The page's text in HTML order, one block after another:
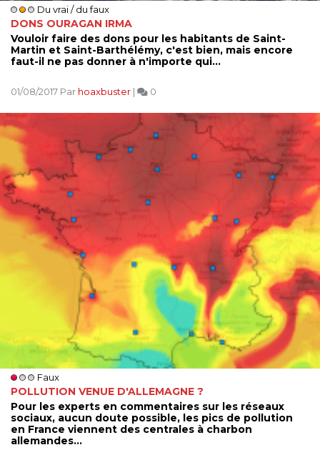
Du vrai / du faux
DONS OURAGAN IRMA
Vouloir faire des dons pour les habitants de Saint-
Martin et Saint-Barthélémy, c'est bien, mais encore
faut-il ne pas donner à n'importe qui...
01/08/2017 Par hoaxbuster | 0
Faux
POLLUTION VENUE D'ALLEMAGNE ?
Pour les experts en commentaires sur les réseaux
sociaux, aucun doute possible, les pics de pollution
en France viennent des centrales à charbon
allemandes...